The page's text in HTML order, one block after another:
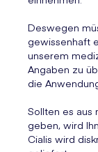
Deswegen
gewissenhaft
unserem
Angaben zu
die
Sollten es aus
geben, wird
Cialis wird